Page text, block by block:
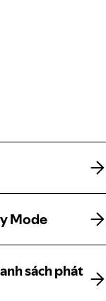
Mode
Mode
sách phát
sách phát